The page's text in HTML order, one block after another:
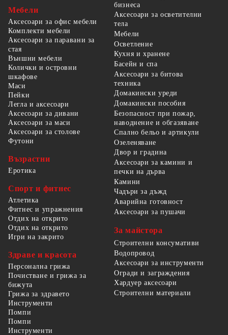
Мебели
Аксесоари за офис мебели
Комплекти мебели
Аксесоари за паравани за
стая
Външни мебели
Колички и островни
шкафове
Маси
Пейки
Легла и аксесоари
Аксесоари за дивани
Аксесоари за маси
Аксесоари за столове
Футони
Възрастни
Еротика
Спорт и фитнес
Атлетика
Фитнес и упражнения
Отдих на открито
Отдих на открито
Игри на закрито
Здраве и красота
Персонална грижа
Почистване и грижа за
бижута
Грижа за здравето
бизнеса
Аксесоари за осветителни
тела
Мебели
Осветление
Кухня и хранене
Басейн и спа
Аксесоари за битова
техника
Домакински уреди
Домакински пособия
Безопасност при пожар,
наводнение и обгазяване
Спално бельо и артикули
Озеленяване
Двор и градина
Аксесоари за камини и
печки на дърва
Камини
Чадъри за дъжд
Аварийна готовност
Аксесоари за пушачи
За майстора
Строителни консумативи
Водопровод
Аксесоари за инструменти
Огради и заграждения
Хардуер аксесоари
Строителни материали
Инструменти
Помпи
Помпи
Инструменти